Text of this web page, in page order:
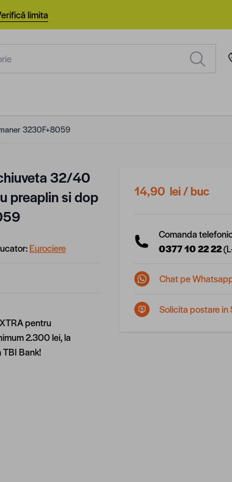
limita
3230F+8059
32/40
preaplin si dop
Eurociere
pentru
2.300 lei, la
TBI Bank!
14,90 lei/ buc
Comanda
0377 10 22 22
Chat pe
Solicita postare in